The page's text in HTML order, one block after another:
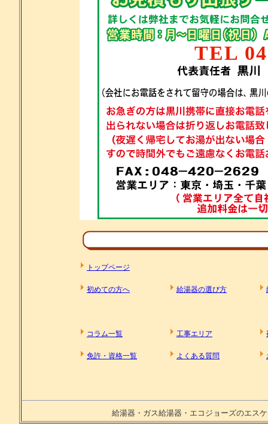
TEL
トップページ
初めての方へ 給湯器の選び方
コラム一覧 工事エリア
免許・資格一覧 よくある質問
給湯器・ガス給湯器・エコジョーズのエス